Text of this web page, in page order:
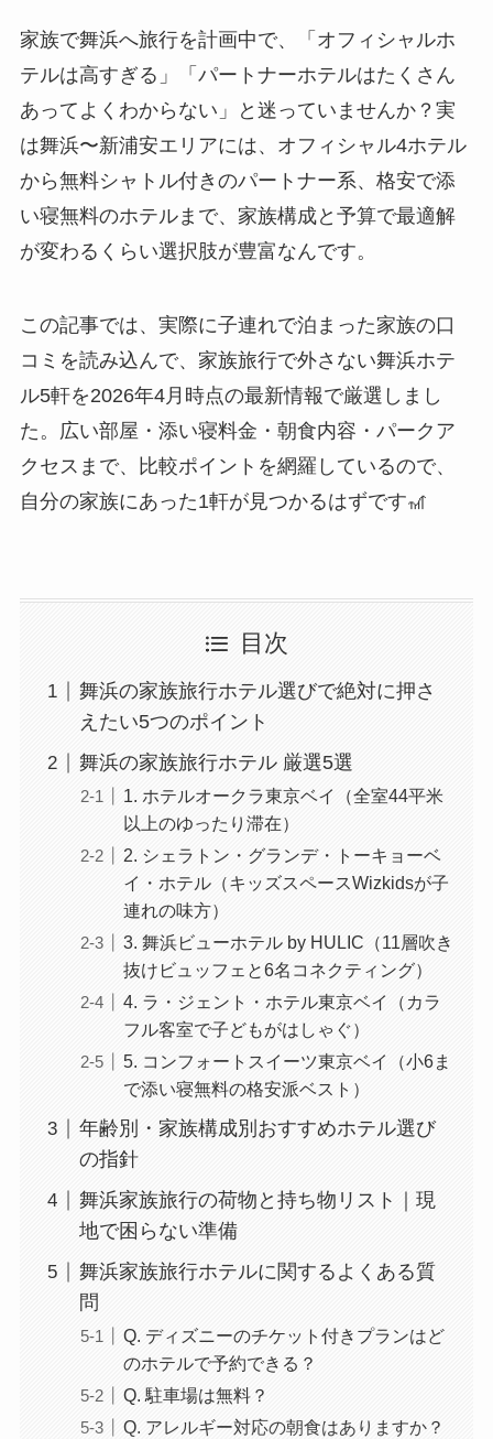
家族で舞浜へ旅行を計画中で、「オフィシャルホ
テルは高すぎる」「パートナーホテルはたくさん
あってよくわからない」と迷っていませんか？実
は舞浜〜新浦安エリアには、オフィシャル4ホテル
から無料シャトル付きのパートナー系、格安で添
い寝無料のホテルまで、家族構成と予算で最適解
が変わるくらい選択肢が豊富なんです。
この記事では、実際に子連れで泊まった家族の口
コミを読み込んで、家族旅行で外さない舞浜ホテ
ル5軒を2026年4月時点の最新情報で厳選しまし
た。広い部屋・添い寝料金・朝食内容・パークア
クセスまで、比較ポイントを網羅しているので、
自分の家族にあった1軒が見つかるはずです🎢
目次
舞浜の家族旅行ホテル選びで絶対に押さ
えたい5つのポイント
舞浜の家族旅行ホテル 厳選5選
1. ホテルオークラ東京ベイ（全室44平米
以上のゆったり滞在）
2. シェラトン・グランデ・トーキョーベ
イ・ホテル（キッズスペースWizkidsが子
連れの味方）
3. 舞浜ビューホテル by HULIC（11層吹き
抜けビュッフェと6名コネクティング）
4. ラ・ジェント・ホテル東京ベイ（カラ
フル客室で子どもがはしゃぐ）
5. コンフォートスイーツ東京ベイ（小6ま
で添い寝無料の格安派ベスト）
年齢別・家族構成別おすすめホテル選び
の指針
舞浜家族旅行の荷物と持ち物リスト｜現
地で困らない準備
舞浜家族旅行ホテルに関するよくある質
問
Q. ディズニーのチケット付きプランはど
のホテルで予約できる？
Q. 駐車場は無料？
Q. アレルギー対応の朝食はありますか？